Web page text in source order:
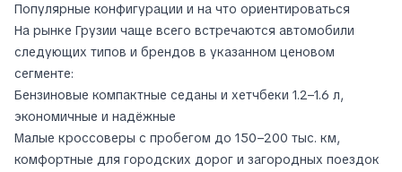
Популярные конфигурации и на что ориентироваться
На рынке Грузии чаще всего встречаются автомобили
следующих типов и брендов в указанном ценовом
сегменте:
Бензиновые компактные седаны и хетчбеки 1.2–1.6 л,
экономичные и надёжные
Малые кроссоверы с пробегом до 150–200 тыс. км,
комфортные для городских дорог и загородных поездок